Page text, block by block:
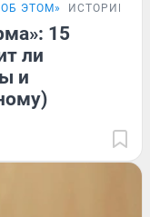
ЭТОМ» ИСТОРИИ
15
ли
и